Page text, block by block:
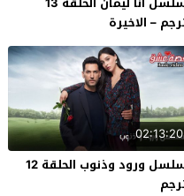
– الاخيرة
02:13:20
مسلسل ورود وذنوب الحلقة 12